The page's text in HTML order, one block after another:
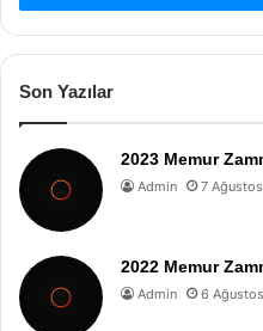
Son Yazılar
2023 Memur
Admin 7
2022 Memur
Admin 6